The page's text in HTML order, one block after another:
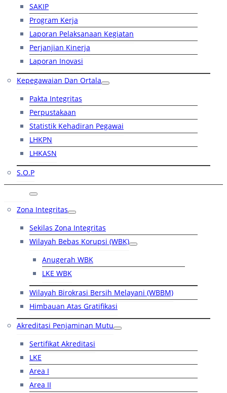
SAKIP
Program Kerja
Laporan Pelaksanaan Kegiatan
Perjanjian Kinerja
Laporan Inovasi
Kepegawaian Dan Ortala
Pakta Integritas
Perpustakaan
Statistik Kehadiran Pegawai
LHKPN
LHKASN
S.O.P
Zona Integritas
Sekilas Zona Integritas
Wilayah Bebas Korupsi (WBK)
Anugerah WBK
LKE WBK
Wilayah Birokrasi Bersih Melayani (WBBM)
Himbauan Atas Gratifikasi
Akreditasi Penjaminan Mutu
Sertifikat Akreditasi
LKE
Area I
Area II